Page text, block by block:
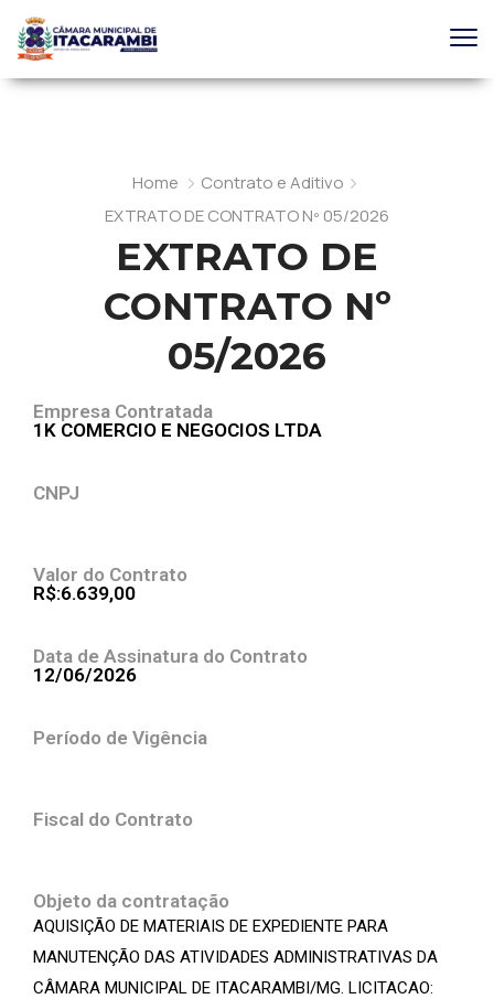
Home
Contrato e Aditivo
EXTRATO DE CONTRATO Nº 05/2026
EXTRATO DE
CONTRATO Nº
05/2026
Empresa Contratada
1K COMERCIO E NEGOCIOS LTDA
CNPJ
Valor do Contrato
R$:6.639,00
Data de Assinatura do Contrato
12/06/2026
Período de Vigência
Fiscal do Contrato
Objeto da contratação
AQUISIÇÃO DE MATERIAIS DE EXPEDIENTE PARA
MANUTENÇÃO DAS ATIVIDADES ADMINISTRATIVAS DA
CÂMARA MUNICIPAL DE ITACARAMBI/MG. LICITACAO: